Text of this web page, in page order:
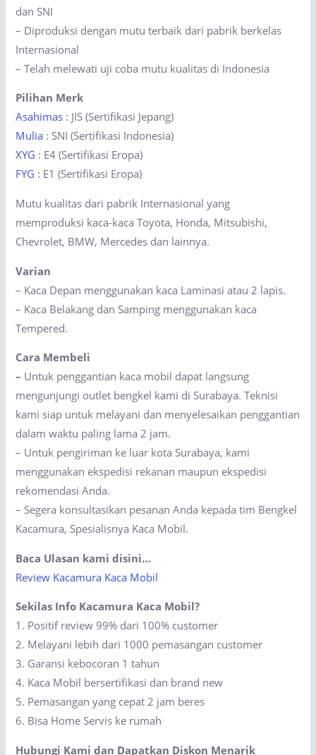
dan SNI
– Diproduksi dengan mutu terbaik dari pabrik berkelas
Internasional
– Telah melewati uji coba mutu kualitas di Indonesia
Pilihan Merk
Asahimas : JIS (Sertifikasi Jepang)
Mulia : SNI (Sertifikasi Indonesia)
XYG : E4 (Sertifikasi Eropa)
FYG : E1 (Sertifikasi Eropa)
Mutu kualitas dari pabrik Internasional yang
memproduksi kaca-kaca Toyota, Honda, Mitsubishi,
Chevrolet, BMW, Mercedes dan lainnya.
Varian
– Kaca Depan menggunakan kaca Laminasi atau 2 lapis.
– Kaca Belakang dan Samping menggunakan kaca
Tempered.
Cara Membeli
– Untuk penggantian kaca mobil dapat langsung
mengunjungi outlet bengkel kami di Surabaya. Teknisi
kami siap untuk melayani dan menyelesaikan penggantian
dalam waktu paling lama 2 jam.
– Untuk pengiriman ke luar kota Surabaya, kami
menggunakan ekspedisi rekanan maupun ekspedisi
rekomendasi Anda.
– Segera konsultasikan pesanan Anda kepada tim Bengkel
Kacamura, Spesialisnya Kaca Mobil.
Baca Ulasan kami disini…
Review Kacamura Kaca Mobil
Sekilas Info Kacamura Kaca Mobil?
1. Positif review 99% dari 100% customer
2. Melayani lebih dari 1000 pemasangan customer
3. Garansi kebocoran 1 tahun
4. Kaca Mobil bersertifikasi dan brand new
5. Pemasangan yang cepat 2 jam beres
6. Bisa Home Servis ke rumah
Hubungi Kami dan Dapatkan Diskon Menarik